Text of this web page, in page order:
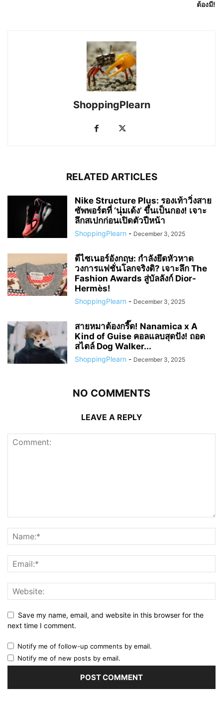
ต้องมี!
ShoppingPlearn
RELATED ARTICLES
Nike Structure Plus: รองเท้าวิ่งสาย
ซัพพอร์ตที่ ‘นุ่มเด้ง’ ขึ้นเป็นกอง! เจาะ
ลึกสเปกก่อนเปิดตัวปีหน้า
ShoppingPlearn - December 3, 2025
ดีไซเนอร์อังกฤษ: กำลังยึดหัวหาด
วงการแฟชั่นโลกจริงดิ? เจาะลึก The
Fashion Awards สู่บัลลังก์ Dior-
Hermès!
ShoppingPlearn - December 3, 2025
สายหมาต้องกรี๊ด! Nanamica x A
Kind of Guise คอลแลบสุดปัง! ถอด
สไตล์ Dog Walker...
ShoppingPlearn - December 3, 2025
NO COMMENTS
LEAVE A REPLY
Save my name, email, and website in this browser for the
next time I comment.
Notify me of follow-up comments by email.
Notify me of new posts by email.